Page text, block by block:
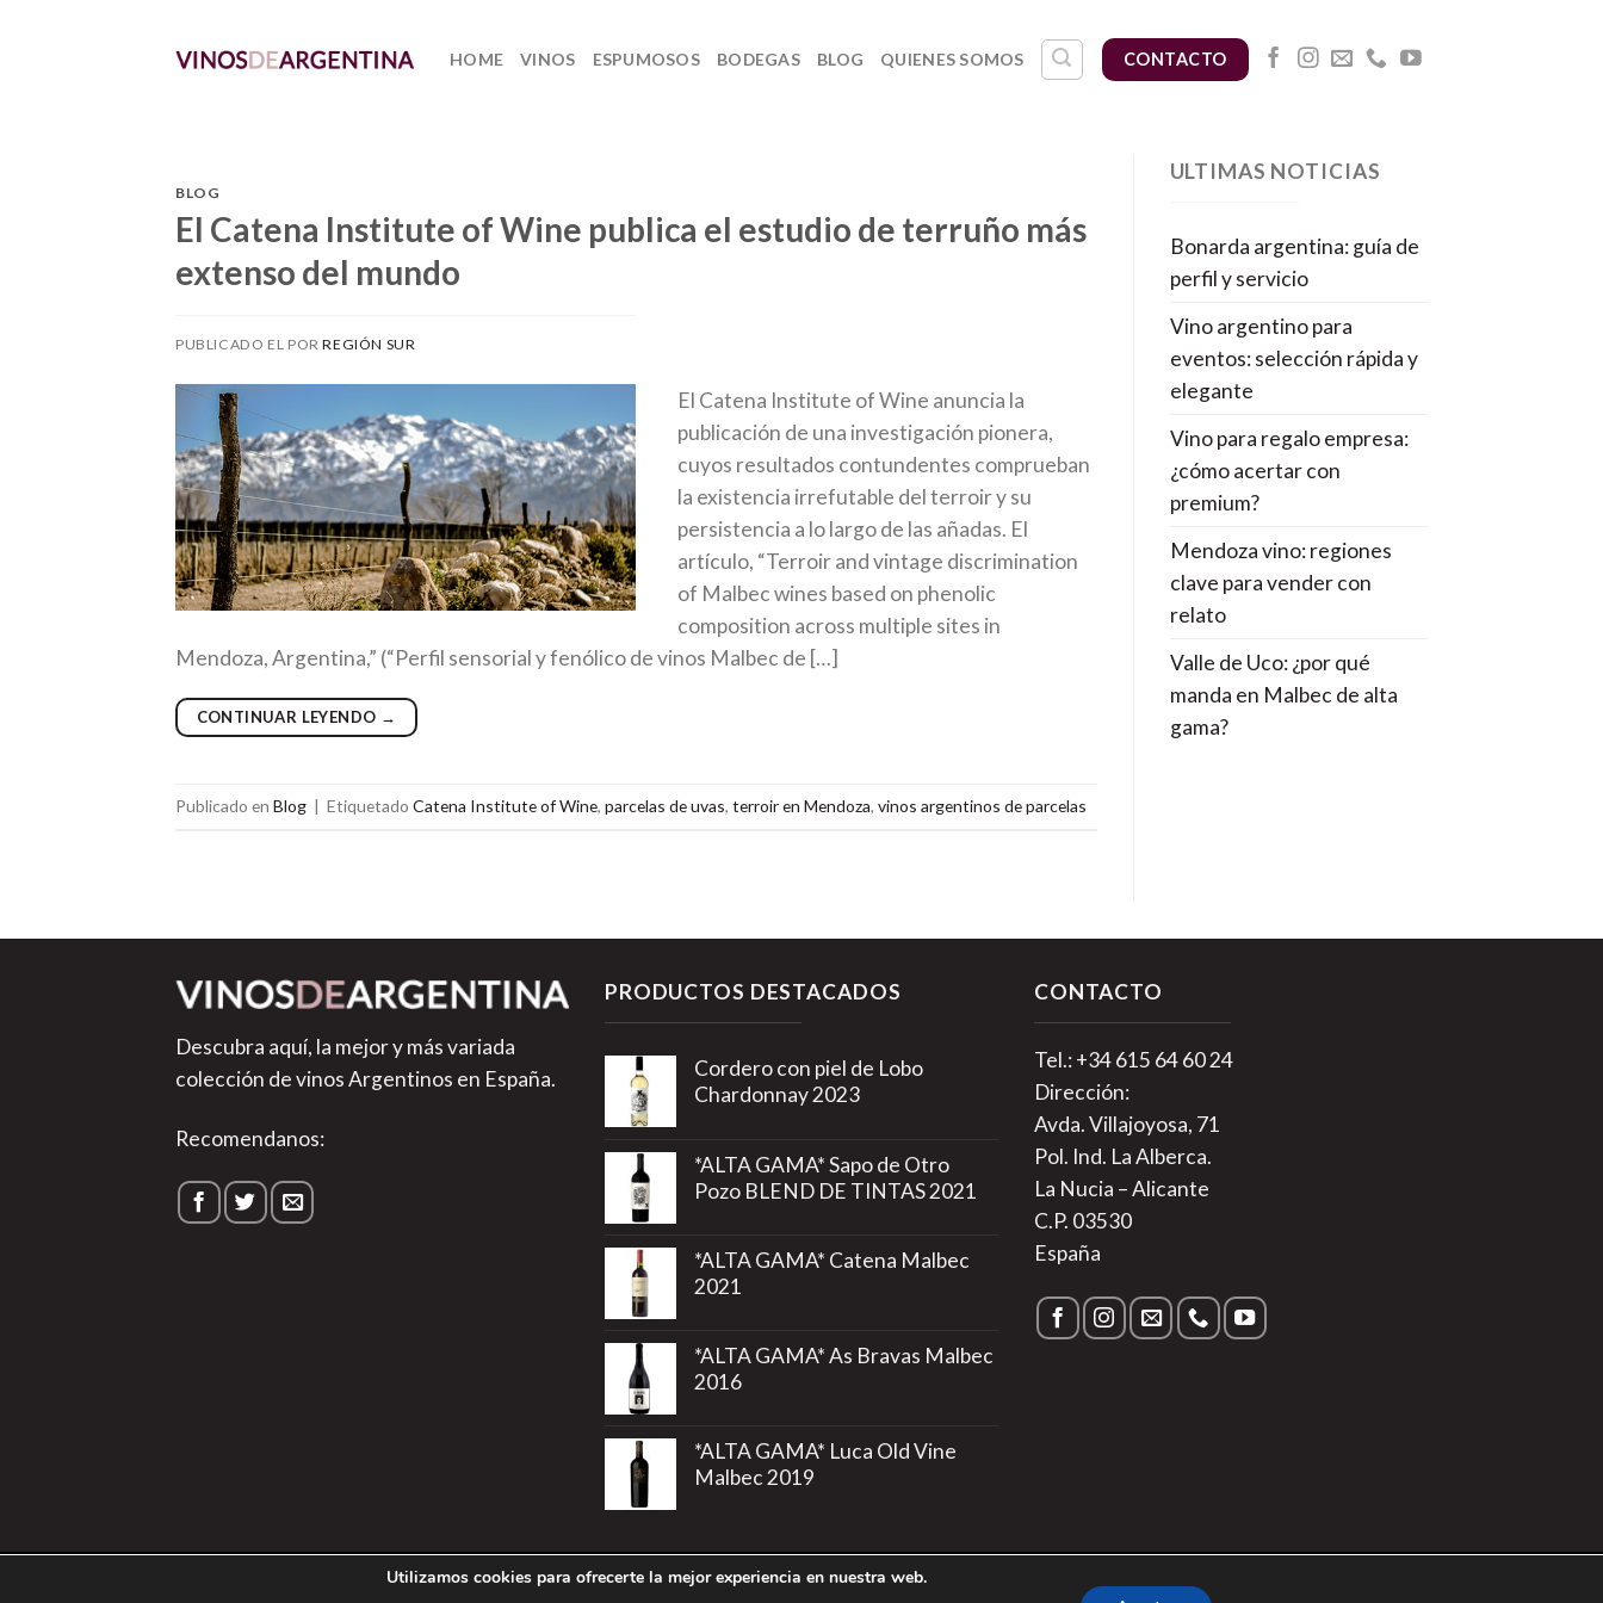
HOME VINOS ESPUMOSOS BODEGAS BLOG QUIENES SOMOS CONTACTO
BLOG
El Catena Institute of Wine publica el estudio de terruño más
extenso del mundo
PUBLICADO EL PORREGIÓN SUR
El Catena Institute of Wine anuncia la
publicación de una investigación pionera,
cuyos resultados contundentes comprueban
la existencia irrefutable del terroir y su
persistencia a lo largo de las añadas. El
artículo, “Terroir and vintage discrimination
of Malbec wines based on phenolic
composition across multiple sites in
Mendoza, Argentina,” (“Perfil sensorial y fenólico de vinos Malbec de […]
CONTINUAR LEYENDO →
Publicado en Blog | Etiquetado Catena Institute of Wine, parcelas de uvas, terroir en Mendoza, vinos argentinos de parcelas
ULTIMAS NOTICIAS
Bonarda argentina: guía de
perfil y servicio
Vino argentino para
eventos: selección rápida y
elegante
Vino para regalo empresa:
¿cómo acertar con
premium?
Mendoza vino: regiones
clave para vender con
relato
Valle de Uco: ¿por qué
manda en Malbec de alta
gama?
Descubra aquí, la mejor y más variada
colección de vinos Argentinos en España.
Recomendanos:
PRODUCTOS DESTACADOS
Cordero con piel de Lobo
Chardonnay 2023
*ALTA GAMA* Sapo de Otro
Pozo BLEND DE TINTAS 2021
*ALTA GAMA* Catena Malbec
2021
*ALTA GAMA* As Bravas Malbec
2016
*ALTA GAMA* Luca Old Vine
Malbec 2019
CONTACTO
Tel.: +34 615 64 60 24
Dirección:
Avda. Villajoyosa, 71
Pol. Ind. La Alberca.
La Nucia – Alicante
C.P. 03530
España
Política de Privacidad|Política de Cookies|Más información sobre las Cookies Aviso Legal
Utilizamos cookies para ofrecerte la mejor experiencia en nuestra web.